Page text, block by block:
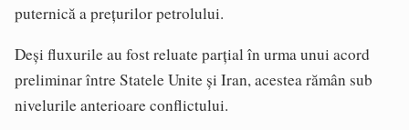
puternică a prețurilor petrolului.
Deși fluxurile au fost reluate parțial în urma unui acord
preliminar între Statele Unite și Iran, acestea rămân sub
nivelurile anterioare conflictului.